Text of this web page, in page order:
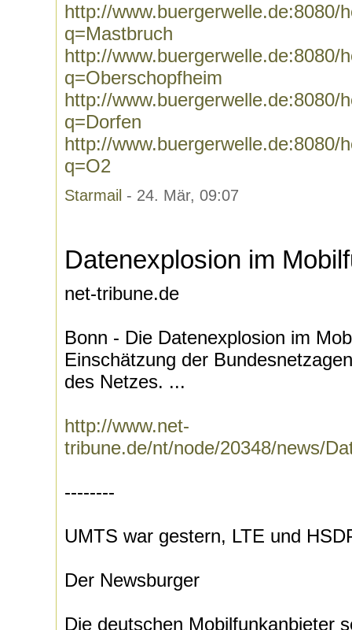
http://www.buergerwelle.de:8080/
q=Mastbruch
http://www.buergerwelle.de:8080/
q=Oberschopfheim
http://www.buergerwelle.de:8080/
q=Dorfen
http://www.buergerwelle.de:8080/
q=O2
Starmail - 24. Mär, 09:07
Datenexplosion im
net-tribune.de
Bonn - Die Datenexplosion im
Einschätzung der
des Netzes. ...
http://www.net-
tribune.de/nt/node/20348/news/
--------
UMTS war gestern, LTE und
Der Newsburger
Die deutschen Mobilfunkanbieter